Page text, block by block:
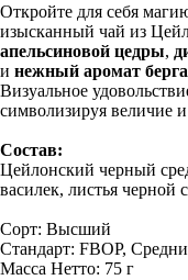
Откройте для себя
изысканный чай из
апельсиновой цедры,
и нежный аромат
Визуальное
символизируя величие
Состав:
Цейлонский черный
василек, листья черной
Сорт: Высший
Стандарт: FBOP,
Масса Нетто: 75 г